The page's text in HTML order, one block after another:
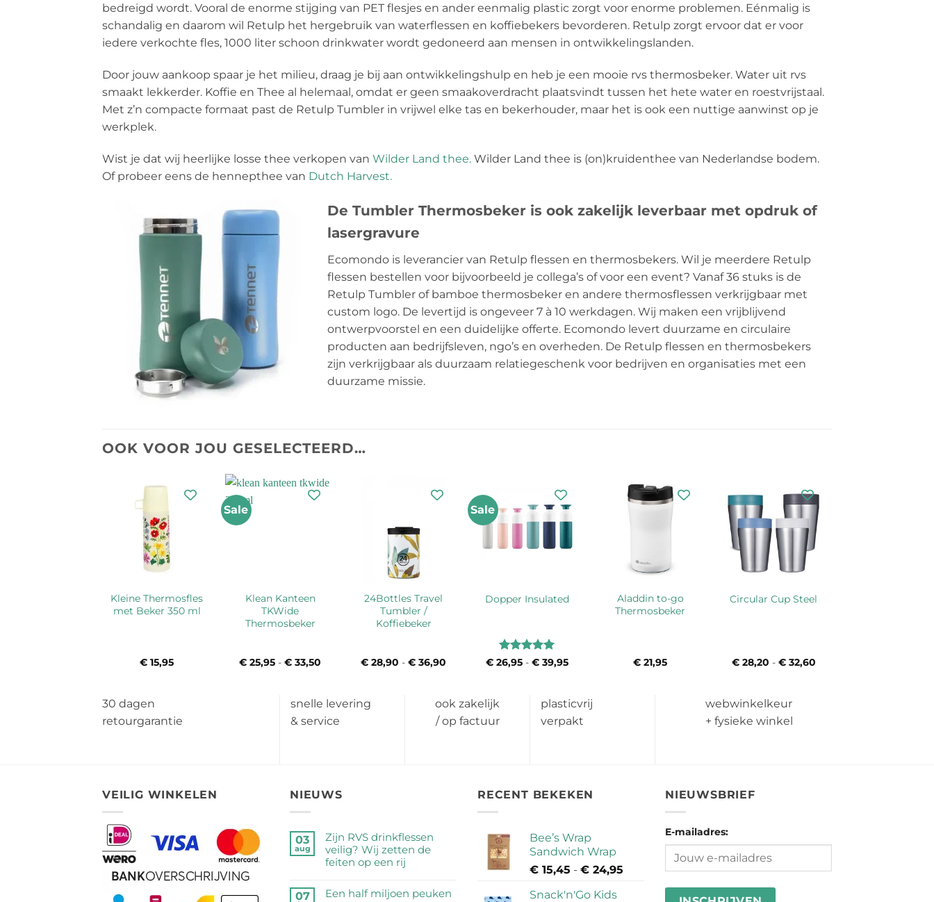
bedreigd wordt. Vooral de enorme stijging van PET flesjes en ander eenmalig plastic zorgt voor enorme problemen. Eénmalig is
schandalig en daarom wil Retulp het hergebruik van waterflessen en koffiebekers bevorderen. Retulp zorgt ervoor dat er voor
iedere verkochte fles, 1000 liter schoon drinkwater wordt gedoneerd aan mensen in ontwikkelingslanden.
Door jouw aankoop spaar je het milieu, draag je bij aan ontwikkelingshulp en heb je een mooie rvs thermosbeker. Water uit rvs
smaakt lekkerder. Koffie en Thee al helemaal, omdat er geen smaakoverdracht plaatsvindt tussen het hete water en roestvrijstaal.
Met z’n compacte formaat past de Retulp Tumbler in vrijwel elke tas en bekerhouder, maar het is ook een nuttige aanwinst op je
werkplek.
Wist je dat wij heerlijke losse thee verkopen van Wilder Land thee. Wilder Land thee is (on)kruidenthee van Nederlandse bodem.
Of probeer eens de hennepthee van Dutch Harvest.
De Tumbler Thermosbeker is ook zakelijk leverbaar met opdruk of
lasergravure
Ecomondo is leverancier van Retulp flessen en thermosbekers. Wil je meerdere Retulp
flessen bestellen voor bijvoorbeeld je collega’s of voor een event? Vanaf 36 stuks is de
Retulp Tumbler of bamboe thermosbeker en andere thermosflessen verkrijgbaar met
custom logo. De levertijd is ongeveer 7 à 10 werkdagen. Wij maken een vrijblijvend
ontwerpvoorstel en een duidelijke offerte. Ecomondo levert duurzame en circulaire
producten aan bedrijfsleven, ngo’s en overheden. De Retulp flessen en thermosbekers
zijn verkrijgbaar als duurzaam relatiegeschenk voor bedrijven en organisaties met een
duurzame missie.
OOK VOOR JOU GESELECTEERD…
Kleine Thermosfles
met Beker 350 ml
€ 15,95
Sale
Klean Kanteen
TKWide
Thermosbeker
€ 25,95 - € 33,50 Prijsklasse:
24Bottles Travel
Tumbler /
Koffiebeker
€ 28,90 - € 36,90 Prijsklasse:
Sale
Dopper Insulated
Waardering
€26,95 - €39,95Prijsklasse:
Aladdin to-go
Thermosbeker
€ 21,95
Circular Cup Steel
€28,20 - €32,60
30 dagen
retourgarantie
snelle levering
& service
ook zakelijk
/ op factuur
plasticvrij
verpakt
webwinkelkeur
+ fysieke winkel
VEILIG WINKELEN NIEUWS
03
aug
Zijn RVS drinkflessen
veilig? Wij zetten de
feiten op een rij
reacties
07
Een half miljoen peuken
RECENT BEKEKEN
Bee’s Wrap
Sandwich Wrap
€ 15,45 - € 24,95 Prijsklasse:
Snack'n'Go Kids
NIEUWSBRIEF
E-mailadres: